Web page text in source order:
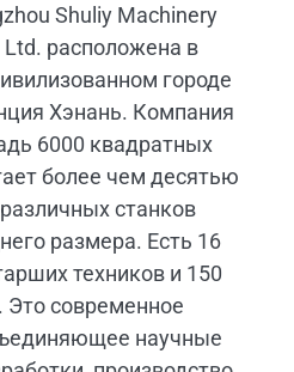
Shuliy Machinery
Ltd. расположена в
городе
Хэнань. Компания
6000 квадратных
более чем десятью
станков
размера. Есть 16
техников и 150
Это современное
научные